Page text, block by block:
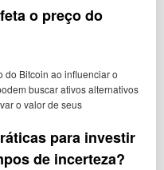
o preço do
do Bitcoin ao influenciar o
buscar ativos alternativos
o valor de seus
para investir
de incerteza?